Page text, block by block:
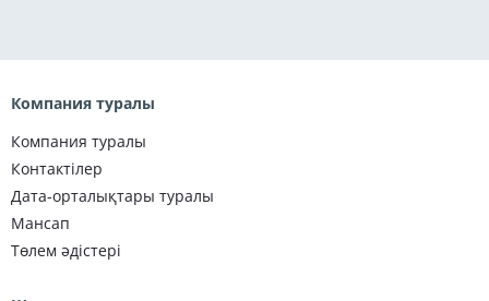
Компания туралы
Компания туралы
Контактілер
Дата-орталықтары туралы
Мансап
Төлем әдістері